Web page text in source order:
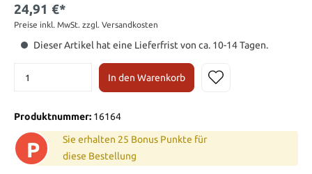
24,91 €*
Preise inkl. MwSt. zzgl. Versandkosten
Dieser Artikel hat eine Lieferfrist von ca. 10-14 Tagen.
In den Warenkorb
Produktnummer: 16164
P
Sie erhalten 25 Bonus Punkte für
diese Bestellung